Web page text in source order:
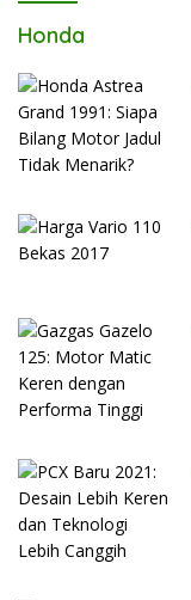
Honda